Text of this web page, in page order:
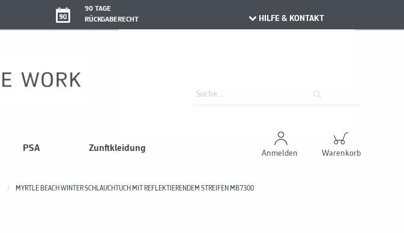
90 TAGE
RÜCKGABERECHT
HILFE & KONTAKT
PSA Zunftkleidung
Anmelden Warenkorb
MYRTLE BEACH WINTER SCHLAUCHTUCH MIT REFLEKTIERENDEM STREIFEN MB7300